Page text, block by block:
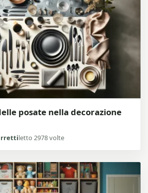
posate nella decorazione
letto 2978 volte